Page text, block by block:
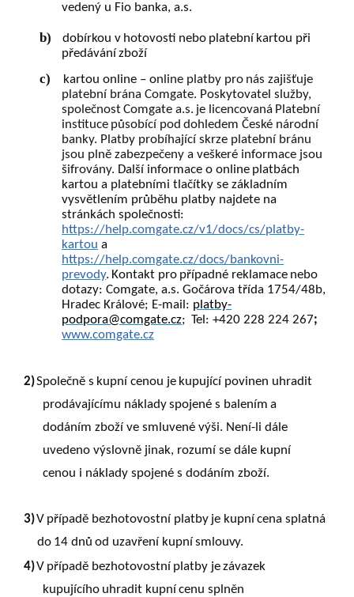
vedený u Fio banka, a.s.
b) dobírkou v hotovosti nebo platební kartou při
předávánízboží
c) kartou online – online platby pro nás zajišťuje
platební brána Comgate. Poskytovatel služby,
společnost Comgate a.s. je licencovaná Platební
instituce působící pod dohledem České národní
banky. Platby probíhající skrze platební bránu
jsou plně zabezpečeny a veškeré informace jsou
šifrovány. Další informace o online platbách
kartou a platebními tlačítky se základním
vysvětlením průběhu platby najdete na
stránkách společnosti:
https://help.comgate.cz/v1/docs/cs/platby-
kartou a
https://help.comgate.cz/docs/bankovni-
prevody. Kontakt pro případné reklamace nebo
dotazy: Comgate, a.s. Gočárova třída 1754/48b,
Hradec Králové; E-mail: platby-
podpora@comgate.cz; Tel: +420 228 224 267;
www.comgate.cz
2)Společně s kupní cenou je kupující povinen uhradit
prodávajícímu náklady spojené s balením a
dodáním zboží ve smluvené výši. Není-li dále
uvedeno výslovně jinak, rozumí se dále kupní
cenou i náklady spojené s dodáním zboží.
3)V případě bezhotovostní platby je kupní cena splatná
do 14 dnů od uzavření kupní smlouvy.
4)V případě bezhotovostní platby je závazek
kupujícího uhradit kupní cenu splněn